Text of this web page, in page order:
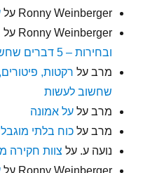
Ronny Weinberger על
Ronny Weinberger על
ובחירות – 5 דברים שחשוב לעשות
מרב על
שחשוב לעשות
מרב עלעל אמונה
מרב עלכוח בלתי מוגבל
נועה ע. על צוות חקירה
Ronny Weinberger על